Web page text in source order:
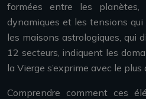
formées entre les
dynamiques et les tensions
les maisons astrologiques, qui
12 secteurs, indiquent les
la Vierge s’exprime avec le plus
Comprendre comment ces